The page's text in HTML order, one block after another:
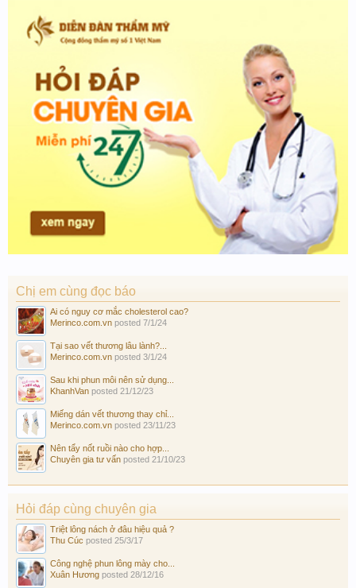
Chị em cùng đọc báo
Ai có nguy cơ mắc cholesterol cao?
Merinco.com.vn posted 7/1/24
Tại sao vết thương lâu lành?...
Merinco.com.vn posted 3/1/24
Sau khi phun môi nên sử dụng...
KhanhVan posted 21/12/23
Miếng dán vết thương thay chỉ...
Merinco.com.vn posted 23/11/23
Nên tẩy nốt ruồi nào cho hợp...
Chuyên gia tư vấn posted 21/10/23
Hỏi đáp cùng chuyên gia
Triệt lông nách ở đâu hiệu quả ?
Thu Cúc posted 25/3/17
Công nghệ phun lông mày cho...
Xuân Hương posted 28/12/16